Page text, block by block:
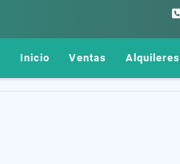
Inicio Ventas Alquileres